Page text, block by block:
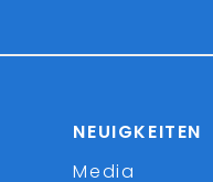
NEUIGKEITEN
Media